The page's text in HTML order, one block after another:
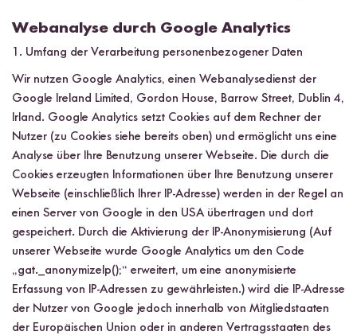
Webanalyse durch Google Analytics
1. Umfang der Verarbeitung personenbezogener Daten
Wir nutzen Google Analytics, einen Webanalysedienst der
Google Ireland Limited, Gordon House, Barrow Street, Dublin 4,
Irland. Google Analytics setzt Cookies auf dem Rechner der
Nutzer (zu Cookies siehe bereits oben) und ermöglicht uns eine
Analyse über Ihre Benutzung unserer Webseite. Die durch die
Cookies erzeugten Informationen über Ihre Benutzung unserer
Webseite (einschließlich Ihrer IP-Adresse) werden in der Regel an
einen Server von Google in den USA übertragen und dort
gespeichert. Durch die Aktivierung der IP-Anonymisierung (Auf
unserer Webseite wurde Google Analytics um den Code
„gat._anonymizeIp();“ erweitert, um eine anonymisierte
Erfassung von IP-Adressen zu gewährleisten.) wird die IP-Adresse
der Nutzer von Google jedoch innerhalb von Mitgliedstaaten
der Europäischen Union oder in anderen Vertragsstaaten des